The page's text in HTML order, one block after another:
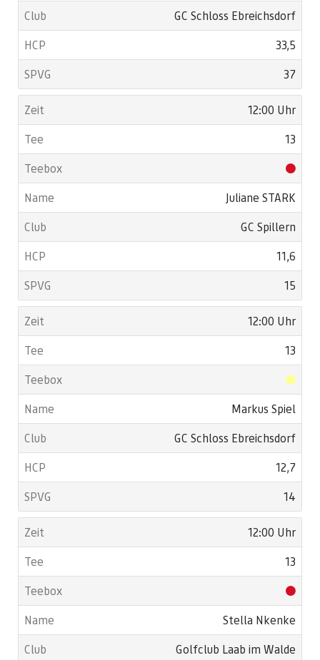
GC Schloss Ebreichsdorf
33,5
37
12:00 Uhr
13
Juliane STARK
GC Spillern
11,6
15
12:00 Uhr
13
Markus Spiel
GC Schloss Ebreichsdorf
12,7
14
12:00 Uhr
13
Stella Nkenke
Golfclub Laab im Walde